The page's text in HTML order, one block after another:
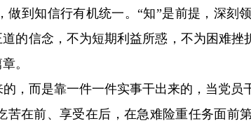
到知信行有机统一。“知”是前提，深刻
的信念，不为短期利益所惑，不为困难
。
，而是靠一件一件实事干出来的，当党
在前、享受在后，在急难险重任务面前